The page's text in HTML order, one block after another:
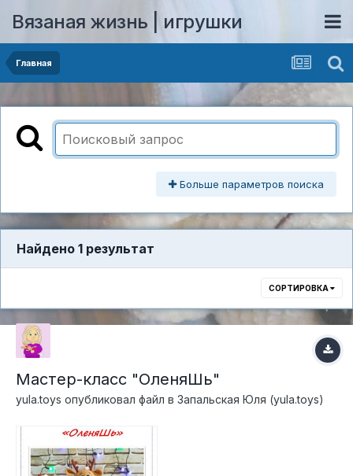
Вязаная жизнь | игрушки
Главная
Больше параметров поиска
Найдено 1 результат
СОРТИРОВКА
Мастер-класс "ОленяШь"
yula.toys опубликовал файл в Запальская Юля (yula.toys)